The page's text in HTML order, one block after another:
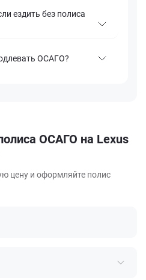
ездить без полиса
ОСАГО?
ОСАГО на Lexus
цену и оформляйте полис